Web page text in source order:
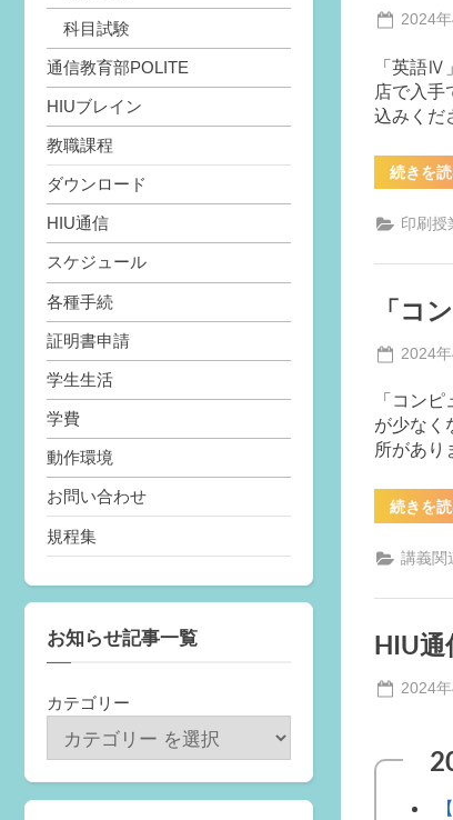
Posted
2024
「英語Ⅳ
店で入手
込みくだ
続きを
印刷授
「コ
Posted
2024
「コン
が少なく
所があり
続きを
講義関
HIU通
Posted
2024
科目試験
通信教育部POLITE
HIUブレイン
教職課程
ダウンロード
HIU通信
スケジュール
各種手続
証明書申請
学生生活
学費
動作環境
お問い合わせ
規程集
お知らせ記事一覧
カテゴリー